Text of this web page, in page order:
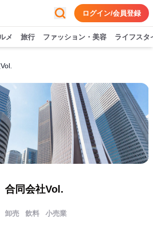
ログイン/会員登録
メ 旅行 ファッション・美容 ライフスタ
合同会社Vol.
卸売 飲料 小売業